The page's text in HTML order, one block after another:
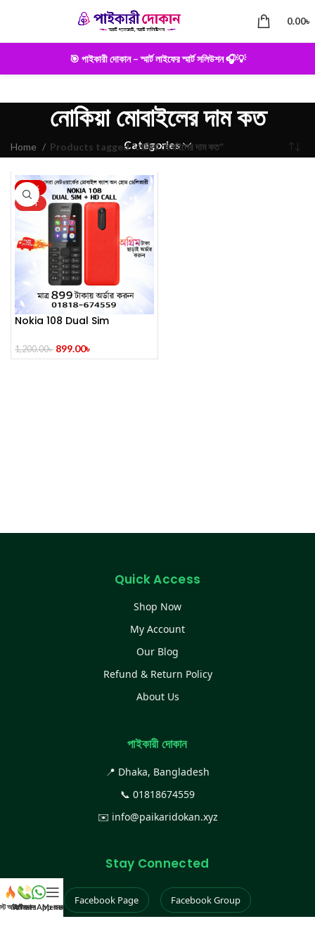
0.00৳
🎯 পাইকারী দোকান – স্মার্ট লাইফের স্মার্ট সলিউশন 🎧💡
নোকিয়া মোবাইলের দাম কত
Categories
Home Products tagged “নোকিয়া মোবাইলের দাম কত”
-25%
HOT
Nokia 108 Dual Sim
1,200.00৳ 899.00৳
Quick Access
Shop Now
My Account
Our Blog
Refund & Return Policy
About Us
পাইকারী দোকান
📍 Dhaka, Bangladesh
📞 01818674559
✉️ info@paikaridokan.xyz
Stay Connected
Facebook Page Facebook Group
আইটেম
কল করুন
WhatsApp করুন
Menu